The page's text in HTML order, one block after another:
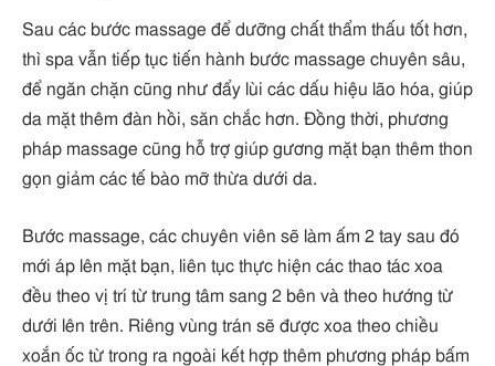
Sau các bước massage để dưỡng chất thẩm thấu tốt hơn,
thì spa vẫn tiếp tục tiến hành bước massage chuyên sâu,
để ngăn chặn cũng như đẩy lùi các dấu hiệu lão hóa, giúp
da mặt thêm đàn hồi, săn chắc hơn. Đồng thời, phương
pháp massage cũng hỗ trợ giúp gương mặt bạn thêm thon
gọn giảm các tế bào mỡ thừa dưới da.
Bước massage, các chuyên viên sẽ làm ấm 2 tay sau đó
mới áp lên mặt bạn, liên tục thực hiện các thao tác xoa
đều theo vị trí từ trung tâm sang 2 bên và theo hướng từ
dưới lên trên. Riêng vùng trán sẽ được xoa theo chiều
xoắn ốc từ trong ra ngoài kết hợp thêm phương pháp bấm